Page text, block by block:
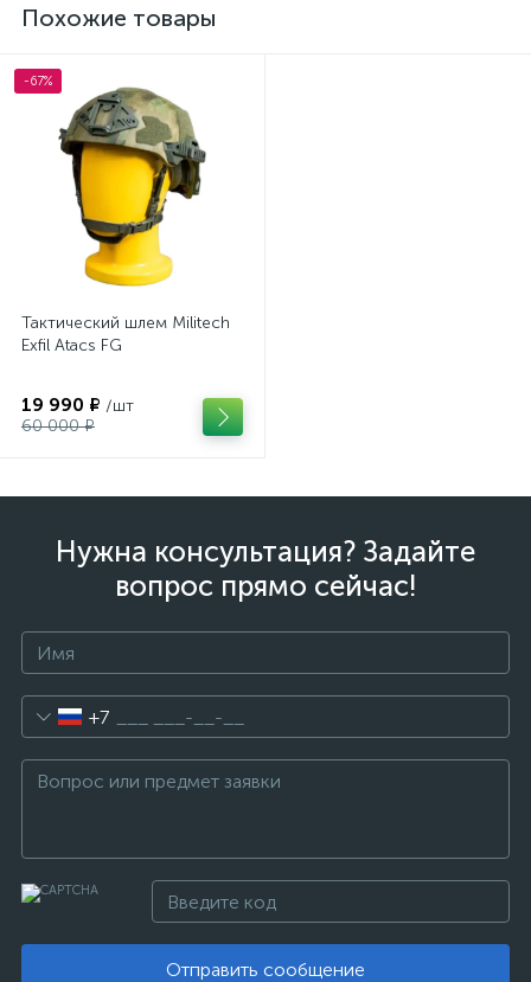
Похожие товары
-67%
Тактический шлем Militech
Exfil Atacs FG
19 990 ₽ /шт
60 000 ₽
Нужна консультация? Задайте
вопрос прямо сейчас!
+7
Отправить сообщение